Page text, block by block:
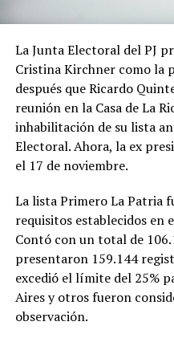
La Junta Electoral del PJ
Cristina Kirchner como la
después que Ricardo
reunión en la Casa de La
inhabilitación de su lista
Electoral. Ahora, la ex
el 17 de noviembre.
La lista Primero La Patria
requisitos establecidos en
Contó con un total de
presentaron 159.144
excedió el límite del 25%
Aires y otros fueron
observación.